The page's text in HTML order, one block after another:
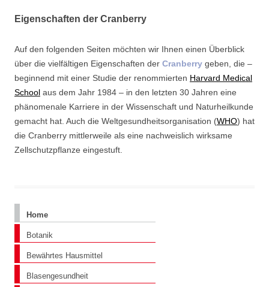
Eigenschaften der Cranberry
Auf den folgenden Seiten möchten wir Ihnen einen Überblick
über die vielfältigen Eigenschaften der Cranberry geben, die –
beginnend mit einer Studie der renommierten Harvard Medical
School aus dem Jahr 1984 – in den letzten 30 Jahren eine
phänomenale Karriere in der Wissenschaft und Naturheilkunde
gemacht hat. Auch die Weltgesundheitsorganisation (WHO) hat
die Cranberry mittlerweile als eine nachweislich wirksame
Zellschutzpflanze eingestuft.
Home
Botanik
Bewährtes Hausmittel
Blasengesundheit